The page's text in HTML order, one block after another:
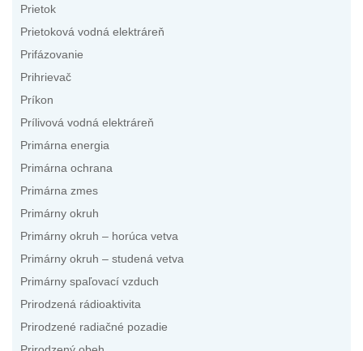
Prietok
Prietoková vodná elektráreň
Prifázovanie
Prihrievač
Príkon
Prílivová vodná elektráreň
Primárna energia
Primárna ochrana
Primárna zmes
Primárny okruh
Primárny okruh – horúca vetva
Primárny okruh – studená vetva
Primárny spaľovací vzduch
Prirodzená rádioaktivita
Prirodzené radiačné pozadie